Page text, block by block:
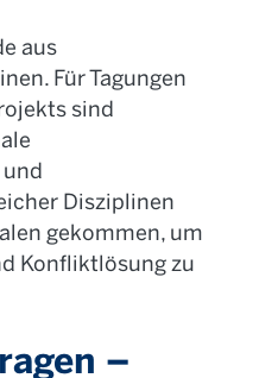
aus
Für Tagungen
sind
Disziplinen
gekommen, um
Konfliktlösung zu
–